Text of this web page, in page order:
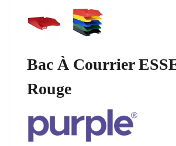
Bac À Courrier
Rouge